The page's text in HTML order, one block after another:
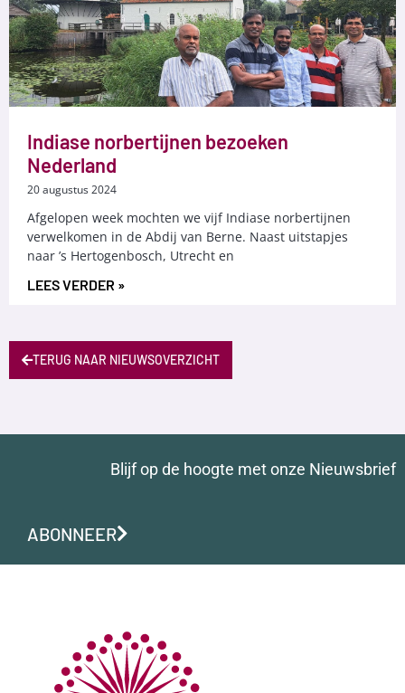
Indiase norbertijnen bezoeken
Nederland
20 augustus 2024
Afgelopen week mochten we vijf Indiase norbertijnen
verwelkomen in de Abdij van Berne. Naast uitstapjes
naar ’s Hertogenbosch, Utrecht en
LEES VERDER »
TERUG NAAR NIEUWSOVERZICHT
Blijf op de hoogte met onze Nieuwsbrief
ABONNEER